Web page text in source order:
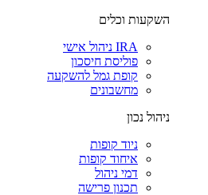
השקעות וכלים
IRA ניהול אישי
פוליסת חיסכון
קופת גמל להשקעה
מחשבונים
ניהול נכון
ניוד קופות
איחוד קופות
דמי ניהול
תכנון פרישה